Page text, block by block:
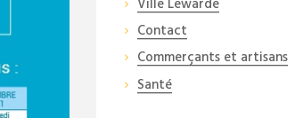
Contact
Commerçants et artisans
Santé